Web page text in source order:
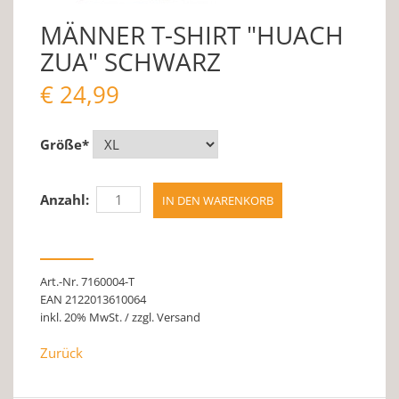
MÄNNER T-SHIRT "HUACH
ZUA" SCHWARZ
€ 24,99
Größe*
Anzahl:
Art.-Nr. 7160004-T
EAN 2122013610064
inkl. 20% MwSt. / zzgl. Versand
Zurück